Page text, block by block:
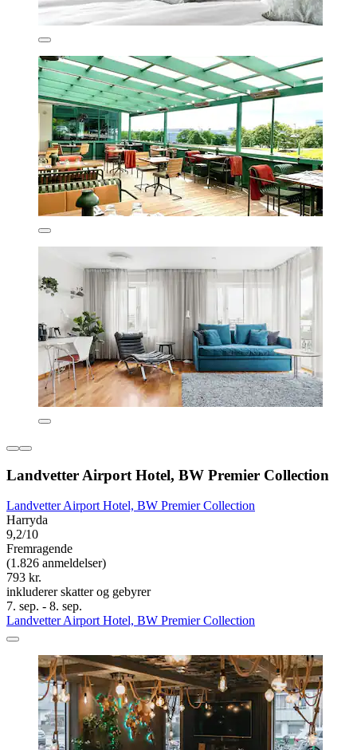
Landvetter Airport Hotel, BW Premier Collection
Landvetter Airport Hotel, BW Premier Collection
Harryda
9,2/10
Fremragende
(1.826 anmeldelser)
793 kr.
inkluderer skatter og gebyrer
7. sep. - 8. sep.
Landvetter Airport Hotel, BW Premier Collection